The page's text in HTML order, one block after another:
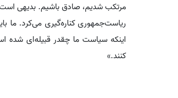
مرتکب شدیم، صادق باشیم. بدیهی است
ریاست‌جمهوری کناره‌گیری می‌کرد. ما
اینکه سیاست ما چقدر قبیله‌ای شده
کنند.»